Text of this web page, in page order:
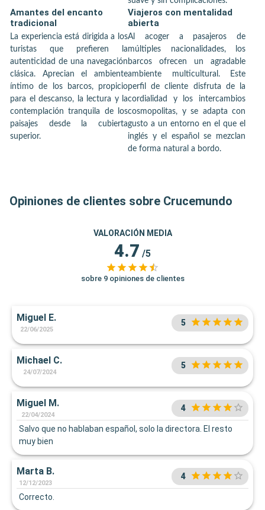
Amantes del encanto
tradicional
La experiencia está dirigida a los
turistas que prefieren la
autenticidad de una navegación
clásica. Aprecian el ambiente
íntimo de los barcos, propicio
para el descanso, la lectura y la
contemplación tranquila de los
paisajes desde la cubierta
superior.
Viajeros con mentalidad
abierta
Al acoger a pasajeros de
múltiples nacionalidades, los
barcos ofrecen un agradable
ambiente multicultural. Este
perfil de cliente disfruta de la
cordialidad y los intercambios
cosmopolitas, y se adapta con
gusto a un entorno en el que el
inglés y el español se mezclan
de forma natural a bordo.
Opiniones de clientes sobre Crucemundo
VALORACIÓN MEDIA
4.7 /5
sobre 9 opiniones de clientes
Miguel E.
22/06/2025
5
Michael C.
24/07/2024
5
Miguel M.
22/04/2024
4
Salvo que no hablaban español, solo la directora. El resto
muy bien
Marta B.
12/12/2023
4
Correcto.